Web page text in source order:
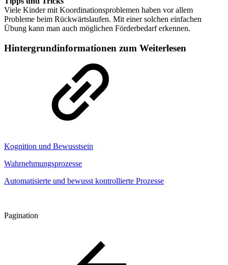
Viele Kinder mit Koordinationsproblemen haben vor allem
Probleme beim Rückwärtslaufen. Mit einer solchen einfachen
Übung kann man auch möglichen Förderbedarf erkennen.
Hintergrundinformationen zum Weiterlesen
Kognition und Bewusstsein
Wahrnehmungsprozesse
Automatisierte und bewusst kontrollierte Prozesse
Pagination